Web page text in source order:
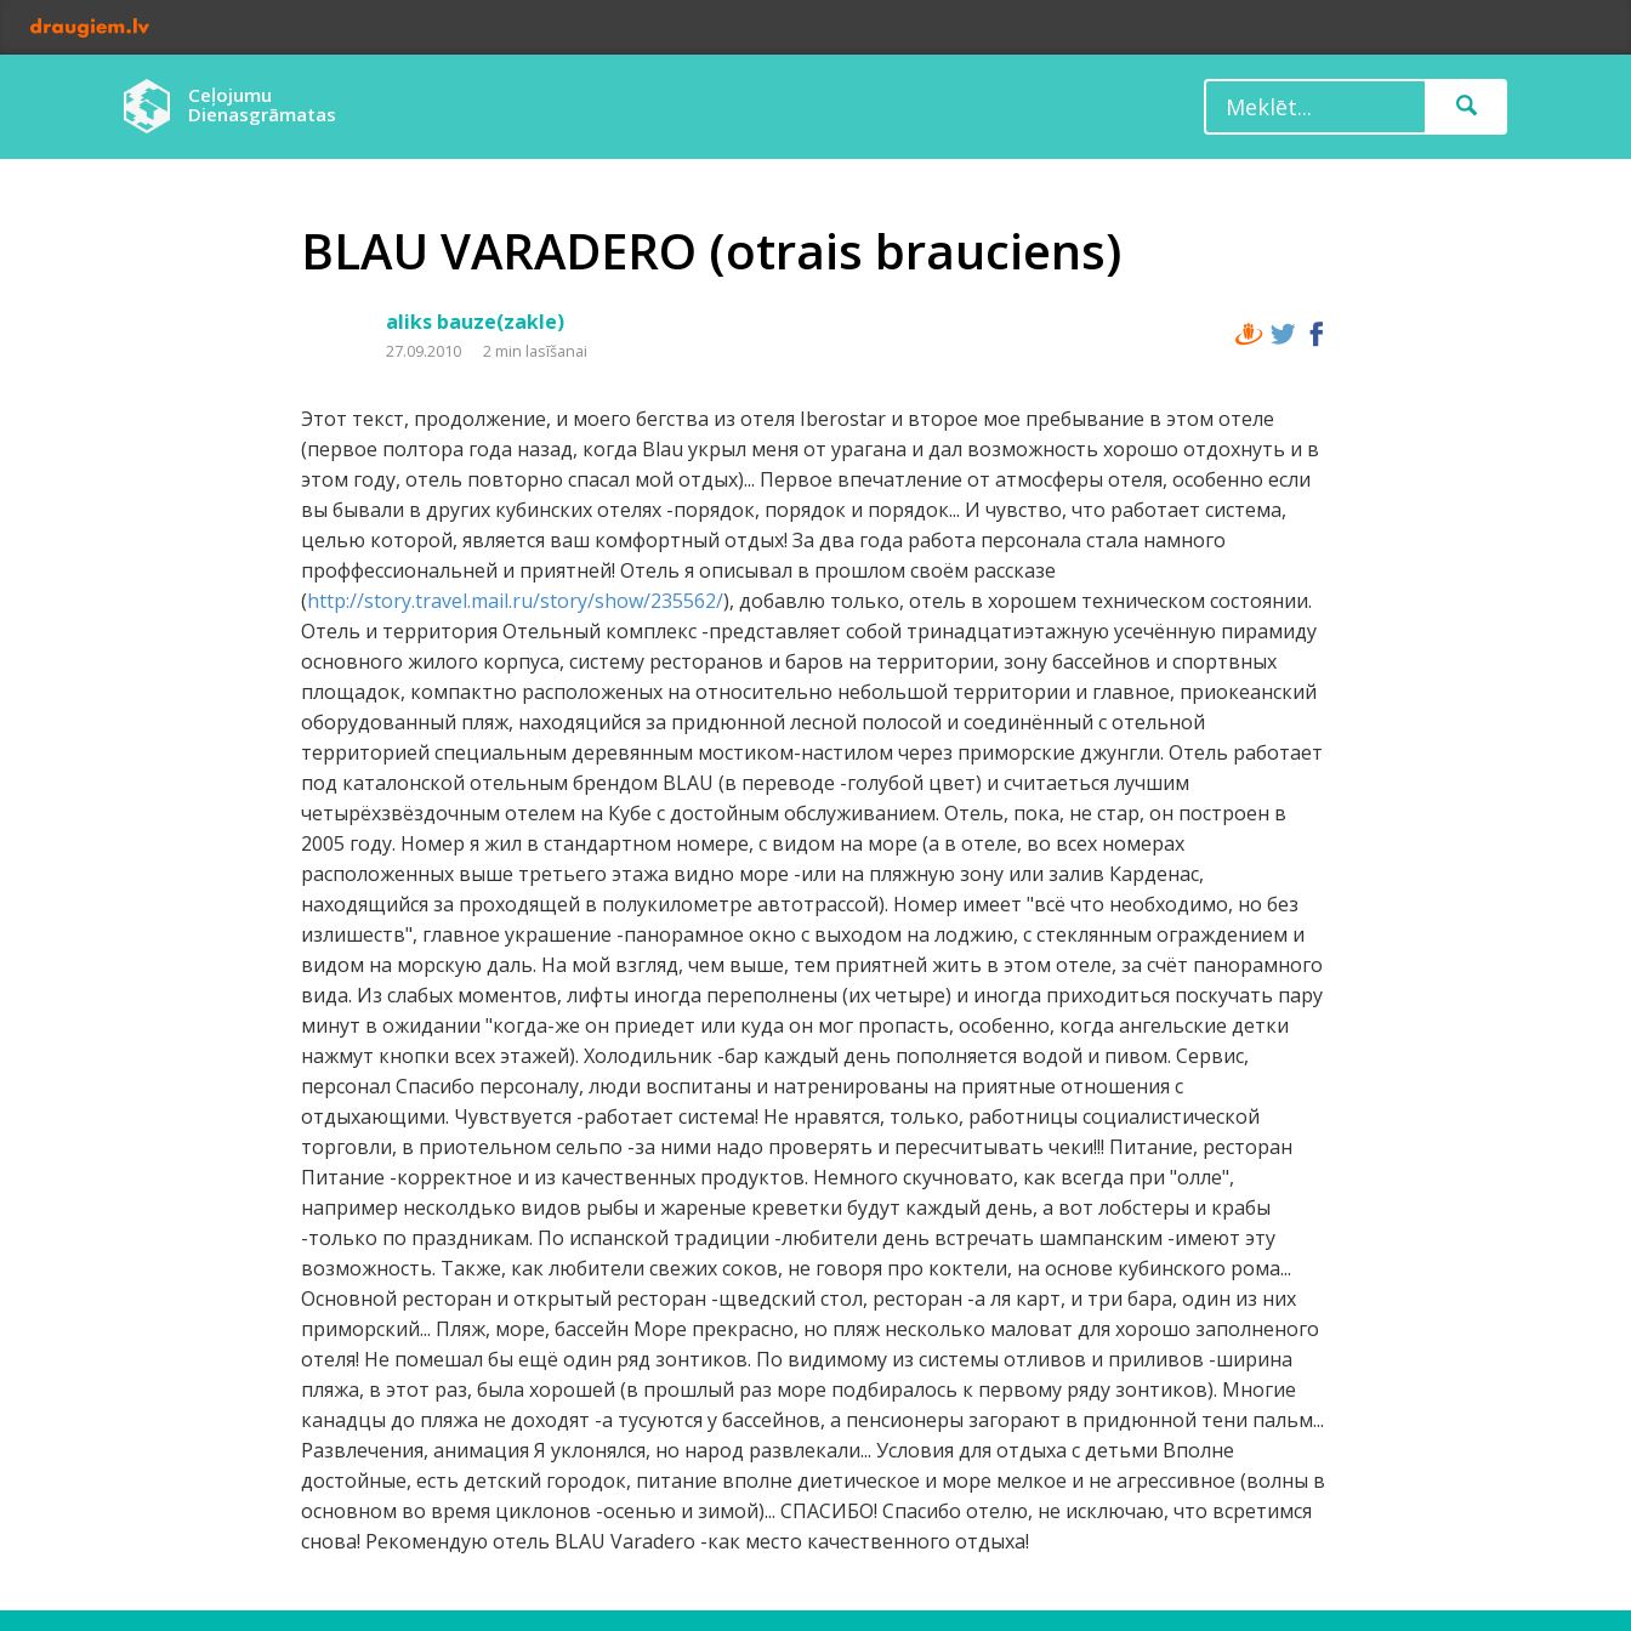
Ceļojumu
Dienasgrāmatas
BLAU VARADERO (otrais brauciens)
aliks bauze(zakle)
27.09.2010 2 min lasīšanai
Этот текст, продолжение, и моего бегства из отеля Iberostar и второе мое пребывание в этом отеле
(первое полтора года назад, когда Blаu укрыл меня от урагана и дал возможность хорошо отдохнуть и в
этом году, отель повторно спасал мой отдых)... Первое впечатление от атмосферы отеля, особенно если
вы бывали в других кубинских отелях -порядок, порядок и порядок... И чувство, что работает система,
целью которой, является ваш комфортный отдых! За два года работа персонала стала намного
проффессиональней и приятней! Отель я описывал в прошлом своём рассказе
(http://story.travel.mail.ru/story/show/235562/), добавлю только, отель в хорошем техническом состоянии.
Отель и территория Отельный комплекс -представляет собой тринадцатиэтажную усечённую пирамиду
основного жилого корпуса, систему ресторанов и баров на территории, зону бассейнов и спортвных
площадок, компактно расположеных на относительно небольшой территории и главное, приокеанский
оборудованный пляж, находяцийся за придюнной лесной полосой и соединённый с отельной
территорией специальным деревянным мостиком-настилом через приморские джунгли. Отель работает
под каталонской отельным брендом BLAU (в переводе -голубой цвет) и считаеться лучшим
четырёхзвёздочным отелем на Кубе с достойным обслуживанием. Отель, пока, не стар, он построен в
2005 году. Номер я жил в стандартном номере, с видом на море (а в отеле, во всех номерах
расположенных выше третьего этажа видно море -или на пляжную зону или залив Карденас,
находящийся за проходящей в полукилометре автотрассой). Номер имеет "всё что необходимо, но без
излишеств", главное украшение -панорамное окно с выходом на лоджию, с стеклянным ограждением и
видом на морскую даль. На мой взгляд, чем выше, тем приятней жить в этом отеле, за счёт панорамного
вида. Из слабых моментов, лифты иногда переполнены (их четыре) и иногда приходиться поскучать пару
минут в ожидании "когда-же он приедет или куда он мог пропасть, особенно, когда ангельские детки
нажмут кнопки всех этажей). Холодильник -бар каждый день пополняется водой и пивом. Сервис,
персонал Спасибо персоналу, люди воспитаны и натренированы на приятные отношения с
отдыхающими. Чувствуется -работает система! Не нравятся, только, работницы социалистической
торговли, в приотельном сельпо -за ними надо проверять и пересчитывать чеки!!! Питание, ресторан
Питание -корректное и из качественных продуктов. Немного скучновато, как всегда при "олле",
например несколдько видов рыбы и жареные креветки будут каждый день, а вот лобстеры и крабы
-только по праздникам. По испанской традиции -любители день встречать шампанским -имеют эту
возможность. Также, как любители свежих соков, не говоря про коктели, на основе кубинского рома...
Основной ресторан и открытый ресторан -щведский стол, ресторан -а ля карт, и три бара, один из них
приморский... Пляж, море, бассейн Море прекрасно, но пляж несколько маловат для хорошо заполненого
отеля! Не помешал бы ещё один ряд зонтиков. По видимому из системы отливов и приливов -ширина
пляжа, в этот раз, была хорошей (в прошлый раз море подбиралось к первому ряду зонтиков). Многие
канадцы до пляжа не доходят -а тусуются у бассейнов, а пенсионеры загорают в придюнной тени пальм...
Развлечения, анимация Я уклонялся, но народ развлекали... Условия для отдыха с детьми Вполне
достойные, есть детский городок, питание вполне диетическое и море мелкое и не агрессивное (волны в
основном во время циклонов -осенью и зимой)... СПАСИБО! Спасибо отелю, не исключаю, что всретимся
снова! Рекомендую отель BLAU Varadero -как место качественного отдыха!